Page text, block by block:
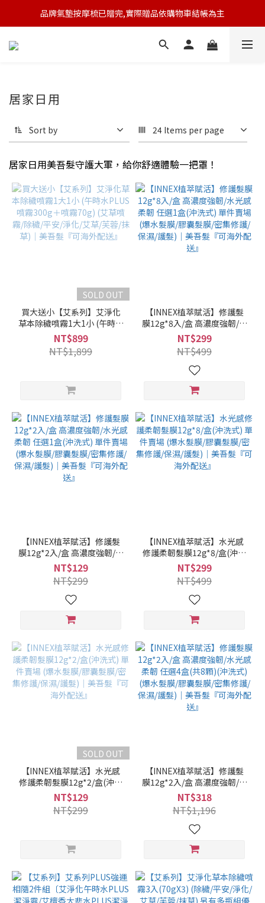
🆕 新會員註冊開卡送9折券 💰
品牌氣墊按摩梳已贈完,實際贈品依購物車結帳為主
🆕 新會員註冊開卡送9折券 💰
居家日用
Sort by 24 Items per page
居家日用美吾髮守護大軍，給你舒適體驗一把罩！
SOLD OUT
買大送小【艾系列】艾淨化
草本除穢噴霧1大1小 (午時水
PLUS噴霧300g＋噴霧70g)
(艾草噴霧/除穢/平安/淨化/艾
草/芙蓉/抹草)｜美吾髮『可
NT$899
NT$1,899
【INNEX植萃賦活】修護髮
膜12g*8入/盒 高濃度強韌/水
光感柔韌 任選1盒(沖洗式) 單
件賣場 (爆水髮膜/膠囊髮膜/
密集修護/保濕/護髮)｜美吾
髮『可海外配送』
NT$299
NT$499
【INNEX植萃賦活】修護髮
膜12g*2入/盒 高濃度強韌/水
光感柔韌 任選1盒(沖洗式) 單
件賣場 (爆水髮膜/膠囊髮膜/
密集修護/保濕/護髮)｜美吾
髮『可海外配送』
NT$129
NT$299
【INNEX植萃賦活】水光感
修護柔韌髮膜12g*8/盒(沖洗
式) 單件賣場 (爆水髮膜/膠囊
髮膜/密集修護/保濕/護髮)｜
美吾髮『可海外配送』
NT$299
NT$499
SOLD OUT
【INNEX植萃賦活】水光感
修護柔韌髮膜12g*2/盒(沖洗
式) 單件賣場 (爆水髮膜/膠囊
髮膜/密集修護/保濕/護髮)｜
美吾髮『可海外配送』
NT$129
NT$299
【INNEX植萃賦活】修護髮
膜12g*2入/盒 高濃度強韌/水
光感柔韌 任選4盒(共8顆)(沖
集修護/保濕/護髮)｜美吾髮
『可海外配送』
NT$318
NT$1,196